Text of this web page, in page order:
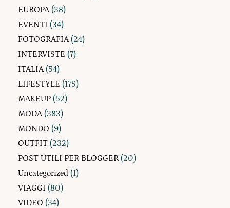
EUROPA(38)
EVENTI (34)
FOTOGRAFIA(24)
INTERVISTE (7)
ITALIA(54)
LIFESTYLE (175)
MAKEUP (52)
MODA(383)
MONDO (9)
OUTFIT (232)
POST UTILI PER BLOGGER (20)
Uncategorized (1)
VIAGGI (80)
VIDEO (34)